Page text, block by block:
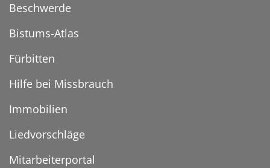
Beschwerde
Bistums-Atlas
Fürbitten
Hilfe bei Missbrauch
Immobilien
Liedvorschläge
Mitarbeiterportal